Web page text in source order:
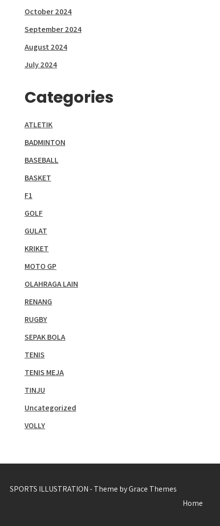
October 2024
September 2024
August 2024
July 2024
Categories
ATLETIK
BADMINTON
BASEBALL
BASKET
F1
GOLF
GULAT
KRIKET
MOTO GP
OLAHRAGA LAIN
RENANG
RUGBY
SEPAK BOLA
TENIS
TENIS MEJA
TINJU
Uncategorized
VOLLY
SPORTS ILLUSTRATION - Theme by Grace Themes
Home